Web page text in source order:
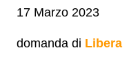
17 Marzo 2023
domanda di Libera